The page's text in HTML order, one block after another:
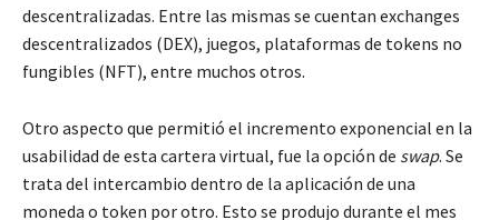
descentralizadas. Entre las mismas se cuentan exchanges
descentralizados (DEX), juegos, plataformas de tokens no
fungibles (NFT), entre muchos otros.
Otro aspecto que permitió el incremento exponencial en la
usabilidad de esta cartera virtual, fue la opción de swap. Se
trata del intercambio dentro de la aplicación de una
moneda o token por otro. Esto se produjo durante el mes